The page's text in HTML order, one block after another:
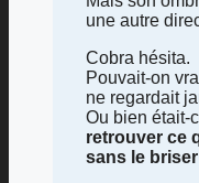
une autre
Cobra hésita.
Pouvait-on
ne regardait
Ou bien était-
retrouver ce
sans le